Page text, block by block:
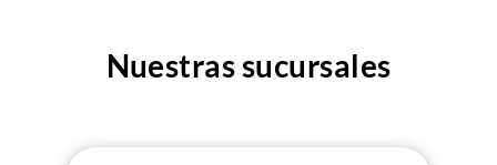
Nuestras sucursales